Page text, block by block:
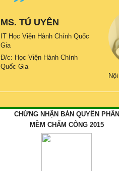
MS. TÚ UYÊN
IT Học Viện Hành Chính Quốc
Gia
Đ/c: Học Viện Hành Chính
Quốc Gia
Nội
CHỨNG NHẬN BẢN QUYỀN PHẦN
MỀM CHẤM CÔNG 2015